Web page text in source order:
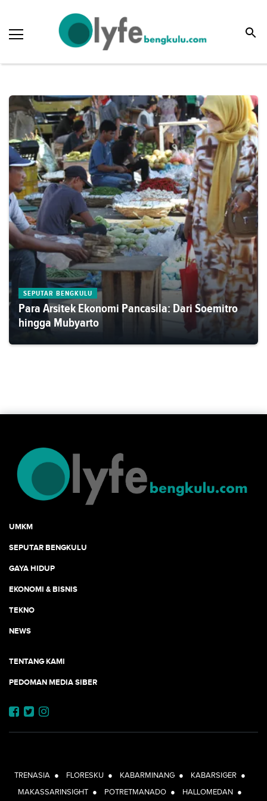
SEPUTAR BENGKULU
Para Arsitek Ekonomi Pancasila: Dari Soemitro
hingga Mubyarto
UMKM
SEPUTAR BENGKULU
GAYA HIDUP
EKONOMI & BISNIS
TEKNO
NEWS
TENTANG KAMI
PEDOMAN MEDIA SIBER
TRENASIA ● FLORESKU ● KABARMINANG ● KABARSIGER ●
MAKASSARINSIGHT ● POTRETMANADO ● HALLOMEDAN ●